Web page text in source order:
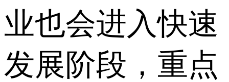
业也会进入快速
发展阶段，重点